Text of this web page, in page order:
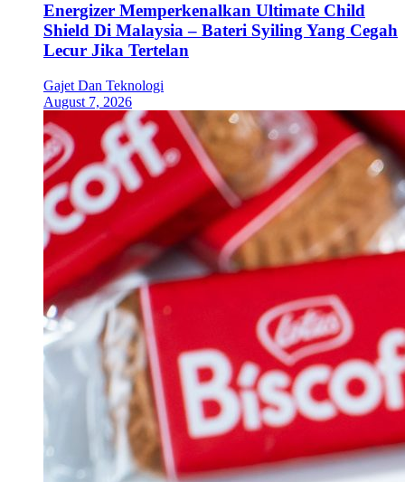
Energizer Memperkenalkan Ultimate Child
Shield Di Malaysia – Bateri Syiling Yang Cegah
Lecur Jika Tertelan
Gajet Dan Teknologi
August 7, 2026